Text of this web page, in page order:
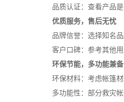
品质认证：查看产品
优质服务，售后无忧
品牌信誉：选择知名
客户口碑：参考其他
环保节能，多功能兼备
环保材料：考虑帐篷
多功能性：部分救灾